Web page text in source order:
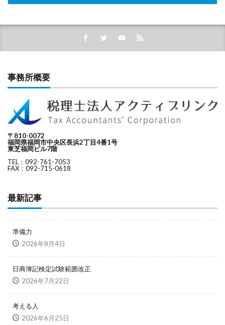
事務所概要
〒810-0072
福岡県福岡市中央区長浜2丁目4番1号
東芝福岡ビル7階
TEL：092-761-7053
FAX：092-715-0618
最新記事
準備力
2026年8月4日
日商簿記検定試験範囲改正
2026年7月22日
考える人
2026年6月25日